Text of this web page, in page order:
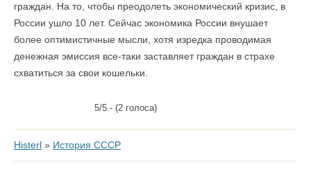
граждан. На то, чтобы преодолеть экономический кризис, в
России ушло 10 лет. Сейчас экономика России внушает
более оптимистичные мысли, хотя изредка проводимая
денежная эмиссия все-таки заставляет граждан в страхе
схватиться за свои кошельки.
5/5 - (2 голоса)
Histerl » История СССР